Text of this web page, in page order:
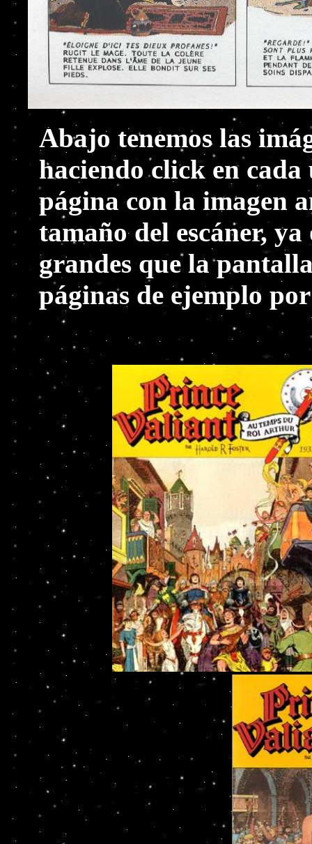
Abajo tenemos las
haciendo click en
página con la imagen
tamaño del escáner,
grandes que la
páginas de ejemplo